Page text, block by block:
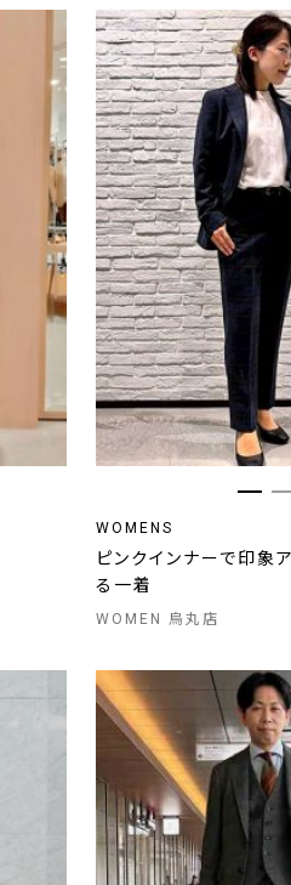
WOMENS
ピンクインナーで印象
る一着
WOMEN 烏丸店